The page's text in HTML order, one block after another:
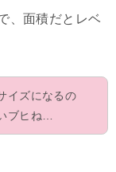
、面積だとレベ
イズになるの
ブヒね…